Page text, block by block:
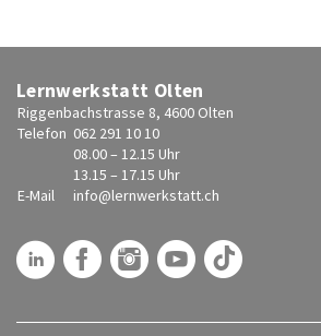
Lernwerkstatt Olten
Riggenbachstrasse 8, 4600 Olten
Telefon 062 291 10 10
08.00 – 12.15 Uhr
13.15 – 17.15 Uhr
E-Mail
info@lernwerkstatt.ch